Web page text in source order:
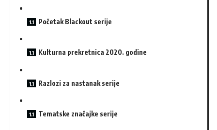
Početak Blackout serije
Kulturna prekretnica 2020. godine
Razlozi za nastanak serije
Tematske značajke serije